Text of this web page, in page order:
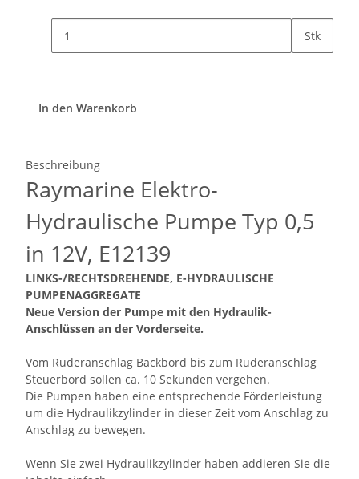
Stk
In den Warenkorb
Beschreibung
Raymarine Elektro-
Hydraulische Pumpe Typ 0,5
in 12V, E12139
LINKS-/RECHTSDREHENDE, E-HYDRAULISCHE
PUMPENAGGREGATE
Neue Version der Pumpe mit den Hydraulik-
Anschlüssen an der Vorderseite.
Vom Ruderanschlag Backbord bis zum Ruderanschlag
Steuerbord sollen ca. 10 Sekunden vergehen.
Die Pumpen haben eine entsprechende Förderleistung
um die Hydraulikzylinder in dieser Zeit vom Anschlag zu
Anschlag zu bewegen.
Wenn Sie zwei Hydraulikzylinder haben addieren Sie die